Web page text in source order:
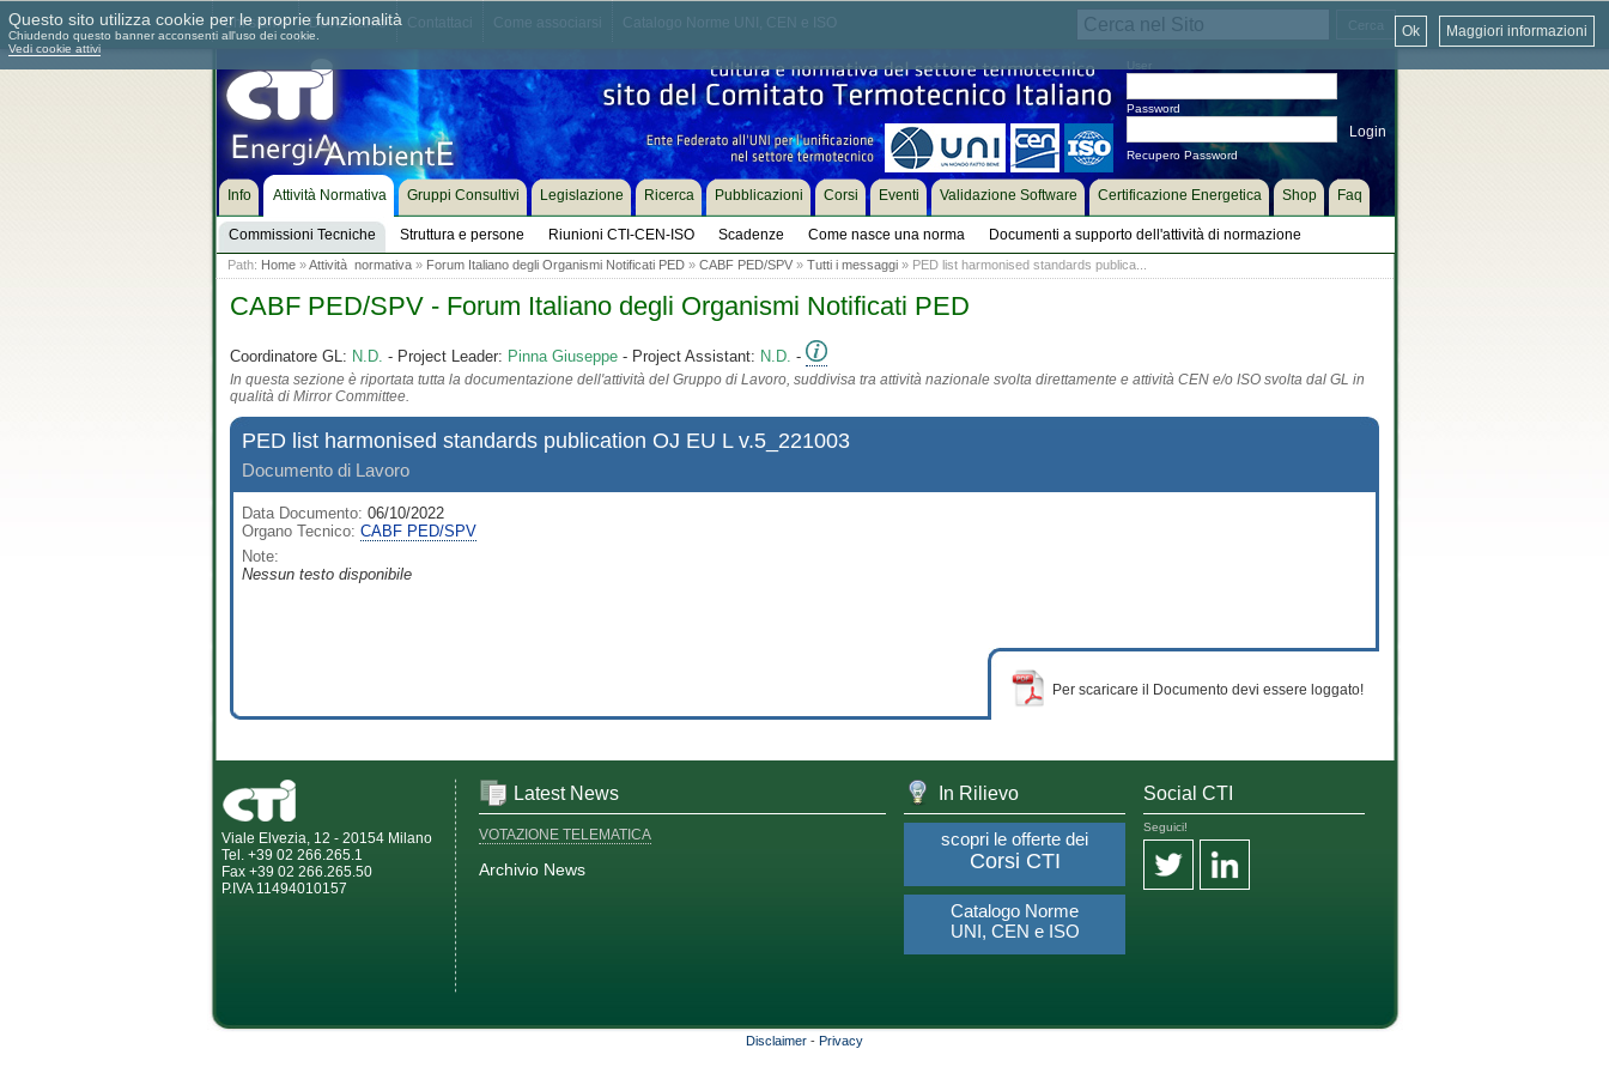
Chi siamo Dove siamo
Password
Recupero Password
Info Attività Normativa
Commissioni Tecniche Struttura e persone Riunioni CTI-CEN-ISO Scadenze Come nasce una norma Documenti a supporto dell'attività di normazione
Gruppi Consultivi Legislazione Ricerca Pubblicazioni Corsi Eventi Validazione Software Certificazione Energetica Shop Faq
Path: Home»Attività normativa» Forum Italiano degli Organismi Notificati PED» CABF PED/SPV» Tutti i messaggi» PED list harmonised standards publica...
CABF PED/SPV - Forum Italiano degli Organismi Notificati PED
Coordinatore GL: N.D. - Project Leader: Pinna Giuseppe- Project Assistant: N.D. -
In questa sezione è riportata tutta la documentazione dell'attività del Gruppo di Lavoro, suddivisa tra attività nazionale svolta direttamente e attività CEN e/o ISO svolta dal GL in
qualità di Mirror Committee.
PED list harmonised standards publication OJ EU L v.5_221003
Documento di Lavoro
Data Documento: 06/10/2022
Organo Tecnico: CABF PED/SPV
Note:
Nessun testo disponibile
Per scaricare il Documento devi essere loggato!
Viale Elvezia, 12 - 20154 Milano
Tel. +39 02 266.265.1
Fax +39 02 266.265.50
P.IVA 11494010157
Latest News
VOTAZIONE TELEMATICA
Archivio News
In Rilievo
scopri le offerte dei
Corsi CTI
Catalogo Norme
UNI, CEN e ISO
Social CTI
Seguici!
Disclaimer - Privacy
Questo sito utilizza cookie per le proprie funzionalità
Chiudendo questo banner acconsenti all'uso dei cookie.
Vedi cookie attivi
Maggiori informazioni
Ok